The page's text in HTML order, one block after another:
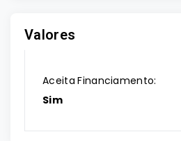
Valores
Aceita Financiamento:
Sim